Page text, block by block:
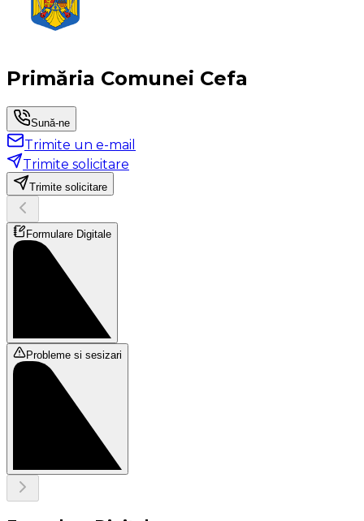
Primăria Comunei Cefa
Sună-ne
Trimite un e-mail
Trimite solicitare
Trimite solicitare
Formulare Digitale
Probleme si sesizari